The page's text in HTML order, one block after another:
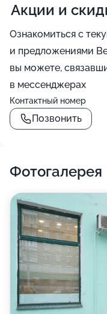
Акции и
Ознакомиться с
и предложениями
вы можете,
в мессенджерах
Контактный номер
Позвонить
Фотогалерея